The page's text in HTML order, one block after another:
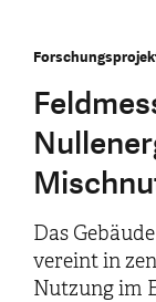
Das
vereint in
Nutzung im